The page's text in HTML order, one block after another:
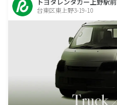
台東区東上野3-19-10